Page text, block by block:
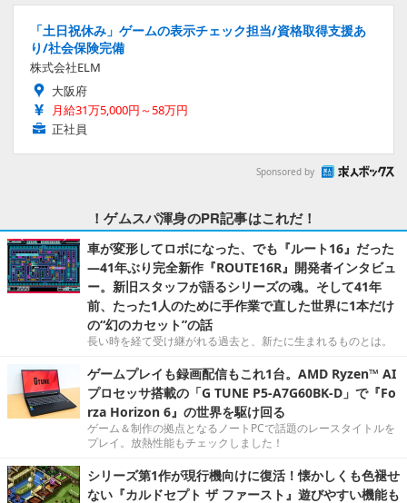
「土日祝休み」ゲームの表示チェック担当/資格取得支援あ
り/社会保険完備
株式会社ELM
大阪府
月給31万5,000円～58万円
正社員
Sponsored by
！ゲムスパ渾身のPR記事はこれだ！
車が変形してロボになった、でも『ルート16』だった
―41年ぶり完全新作『ROUTE16R』開発者インタビュ
ー。新旧スタッフが語るシリーズの魂。そして41年
前、たった1人のために手作業で直した世界に1本だけ
の“幻のカセット”の話
長い時を経て受け継がれる過去と、新たに生まれるものとは。
ゲームプレイも録画配信もこれ1台。AMD Ryzen™ AI
プロセッサ搭載の「G TUNE P5-A7G60BK-D」で『Fo
rza Horizon 6』の世界を駆け回る
ゲーム＆制作の拠点となるノートPCで話題のレースタイトルを
プレイ。放熱性能もチェックしました！
シリーズ第1作が現行機向けに復活！懐かしくも色褪せ
ない『カルドセプト ザ ファースト』遊びやすい機能も